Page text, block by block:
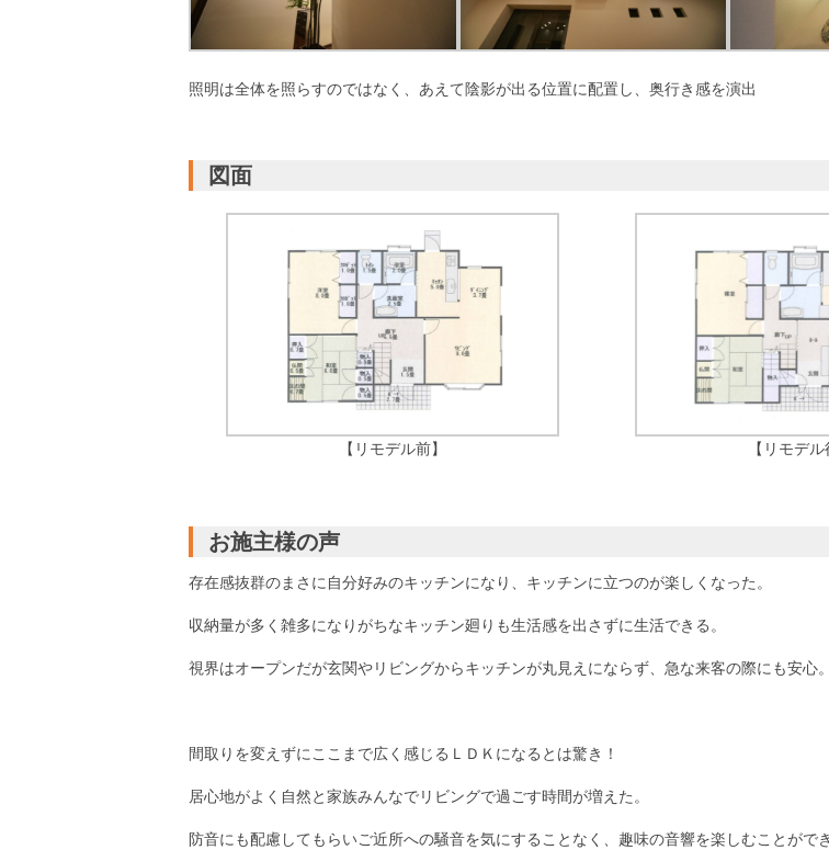
照明は全体を照らすのではなく、あえて陰影が出る位置に配置し、奥行き感を演出
図面
【リモデル前】 【リモデル
お施主様の声
存在感抜群のまさに自分好みのキッチンになり、キッチンに立つのが楽しくなった。
収納量が多く雑多になりがちなキッチン廻りも生活感を出さずに生活できる。
視界はオープンだが玄関やリビングからキッチンが丸見えにならず、急な来客の際にも安心。
間取りを変えずにここまで広く感じるＬＤＫになるとは驚き！
居心地がよく自然と家族みんなでリビングで過ごす時間が増えた。
防音にも配慮してもらいご近所への騒音を気にすることなく、趣味の音響を楽しむことがで